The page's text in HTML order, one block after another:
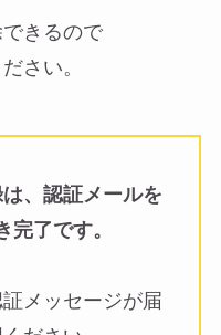
きるので
さい。
は、認証メールを
完了です。
メッセージが届